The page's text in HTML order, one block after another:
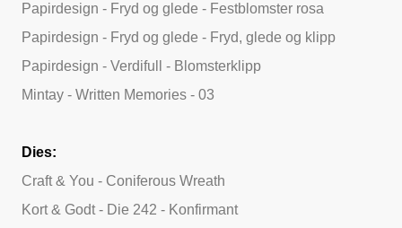
Papirdesign - Fryd og glede - Festblomster rosa
Papirdesign - Fryd og glede - Fryd, glede og klipp
Papirdesign - Verdifull - Blomsterklipp
Mintay - Written Memories - 03
Dies:
Craft & You - Coniferous Wreath
Kort & Godt - Die 242 - Konfirmant